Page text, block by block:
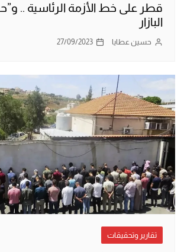
قطر على خط الأزمة الرئاسية ..
البازار
حسين عطايا 27/09/2023
تقارير وتحقيقات